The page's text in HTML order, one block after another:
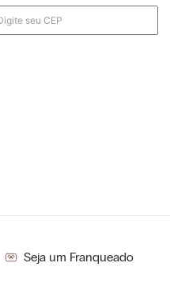
Seja um Franqueado